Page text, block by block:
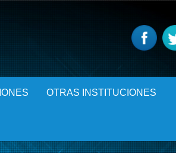
OTRAS INSTITUCIONES